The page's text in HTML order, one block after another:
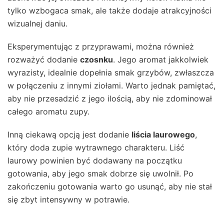
tylko wzbogaca smak, ale także dodaje atrakcyjności
wizualnej daniu.
Eksperymentując z przyprawami, można również
rozważyć dodanie czosnku. Jego aromat jakkolwiek
wyrazisty, idealnie dopełnia smak grzybów, zwłaszcza
w połączeniu z innymi ziołami. Warto jednak pamiętać,
aby nie przesadzić z jego ilością, aby nie zdominował
całego aromatu zupy.
Inną ciekawą opcją jest dodanie liścia laurowego,
który doda zupie wytrawnego charakteru. Liść
laurowy powinien być dodawany na początku
gotowania, aby jego smak dobrze się uwolnił. Po
zakończeniu gotowania warto go usunąć, aby nie stał
się zbyt intensywny w potrawie.